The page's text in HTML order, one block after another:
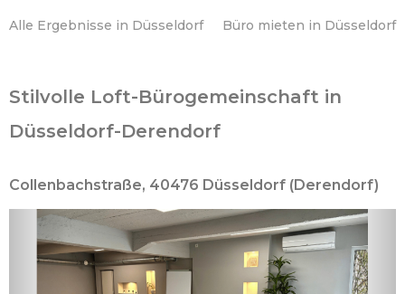
Alle Ergebnisse in Düsseldorf Büro mieten in Düsseldorf
Stilvolle Loft-Bürogemeinschaft in
Düsseldorf-Derendorf
Collenbachstraße, 40476 Düsseldorf (Derendorf)